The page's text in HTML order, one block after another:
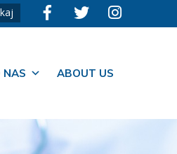
NAS ABOUT US